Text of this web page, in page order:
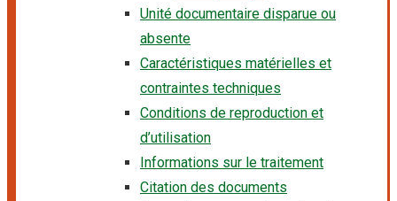
Unité documentaire disparue ou
absente
Caractéristiques matérielles et
contraintes techniques
Conditions de reproduction et
d’utilisation
Informations sur le traitement
Citation des documents